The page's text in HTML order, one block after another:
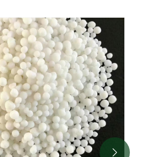
料とは何か、そしてなぜそれ
農業にとって重要なのか
